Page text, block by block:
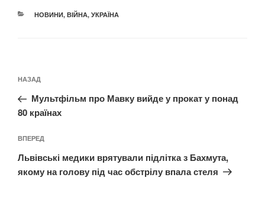
КАТЕГОРІЇ
НОВИНИ, ВІЙНА, УКРАЇНА
записів
Попередній
запис:
НАЗАД
Мультфільм про Мавку вийде у прокат у понад
80 країнах
Наступний
запис
ВПЕРЕД
Львівські медики врятували підлітка з Бахмута,
якому на голову під час обстрілу впала стеля